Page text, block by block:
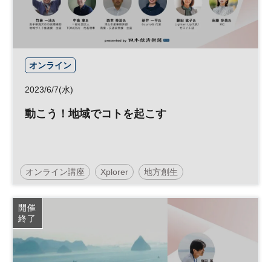
新規事業 フレンチテック デジタル パリ DX
オープンイノベーション
オンライン
2023/6/7(水)
動こう！地域でコトを起こす
オンライン講座 Xplorer 地方創生
イノベーション 事業承継 リーダーシップ
経営者
開催
終了